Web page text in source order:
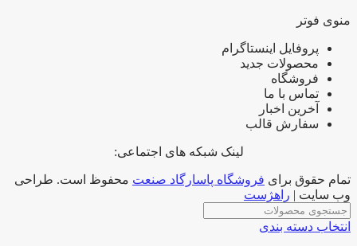
منوی فوتر
پروفایل اینستاگرام
محصولات جدید
فروشگاه
تماس با ما
آخرین اخبار
سفارش قالب
لینک شبکه های اجتماعی:
تمام حقوق برای فروشگاه پاسارگاد صنعت محفوظ است. طراحی
وب سایت | راهژست
انتخاب دسته بندی